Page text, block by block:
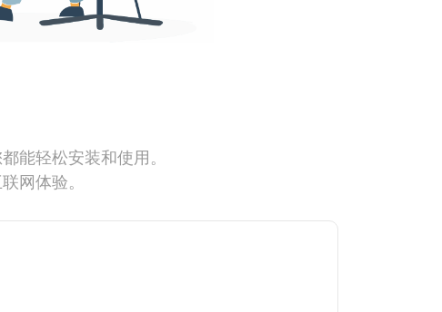
能轻松安装和使用。
网体验。